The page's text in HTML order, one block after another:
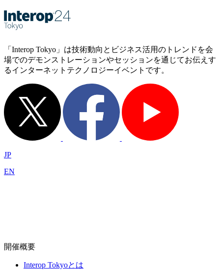
「Interop Tokyo」は技術動向とビジネス活用のトレンドを会
場でのデモンストレーションやセッションを通じてお伝えす
るインターネットテクノロジーイベントです。
JP
EN
開催概要
Interop Tokyoとは